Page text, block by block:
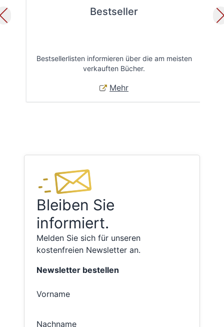
Bestseller
Bestsellerlisten informieren über die am meisten
verkauften Bücher.
Mehr
Bleiben Sie
informiert.
Melden Sie sich für unseren
kostenfreien Newsletter an.